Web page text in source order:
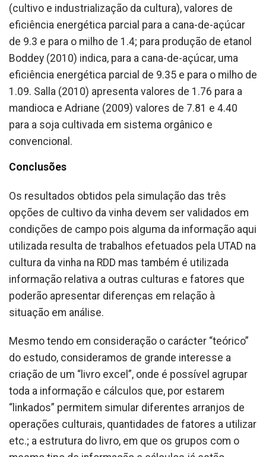
(cultivo e industrialização da cultura), valores de
eficiência energética parcial para a cana-de-açúcar
de 9.3 e para o milho de 1.4; para produção de etanol
Boddey (2010) indica, para a cana-de-açúcar, uma
eficiência energética parcial de 9.35 e para o milho de
1.09. Salla (2010) apresenta valores de 1.76 para a
mandioca e Adriane (2009) valores de 7.81 e 4.40
para a soja cultivada em sistema orgânico e
convencional.
Conclusões
Os resultados obtidos pela simulação das três
opções de cultivo da vinha devem ser validados em
condições de campo pois alguma da informação aqui
utilizada resulta de trabalhos efetuados pela UTAD na
cultura da vinha na RDD mas também é utilizada
informação relativa a outras culturas e fatores que
poderão apresentar diferenças em relação à
situação em análise.
Mesmo tendo em consideração o carácter “teórico”
do estudo, consideramos de grande interesse a
criação de um “livro excel”, onde é possível agrupar
toda a informação e cálculos que, por estarem
“linkados” permitem simular diferentes arranjos de
operações culturais, quantidades de fatores a utilizar
etc.; a estrutura do livro, em que os grupos com o